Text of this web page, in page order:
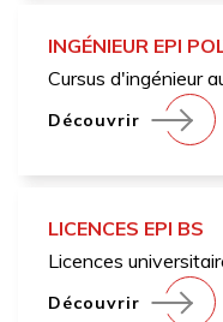
INGÉNIEUR EPI
Cursus d'ingénieur
Découvrir
LICENCES EPI BS
Licences
Découvrir